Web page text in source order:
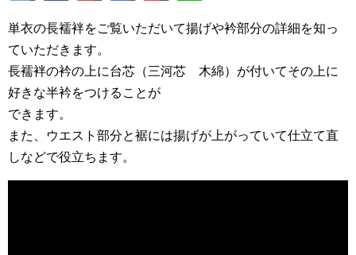
単衣の長襦袢をご覧いただいて揚げや衿部分の詳細を知っ
ていただきます。
長襦袢の衿の上に台芯（三河芯 木綿）が付いてその上に
好きな半衿をつけることが
できます。
また、ウエスト部分と裾には揚げが上がっていて仕立て直
しなどで役立ちます。